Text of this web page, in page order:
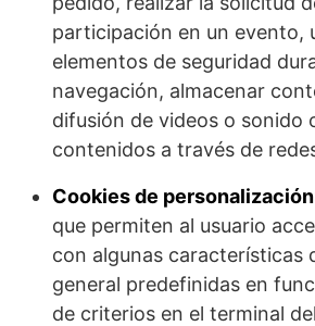
participación en un evento,
elementos de seguridad
navegación, almacenar
difusión de videos o sonido
contenidos a través de
Cookies de personalización
que permiten al usuario
con algunas características
general predefinidas en
de criterios en el terminal